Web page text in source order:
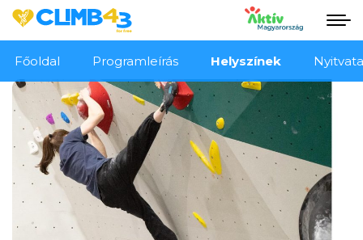
Főoldal Programleírás Helyszínek